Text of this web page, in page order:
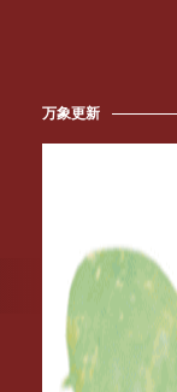
万象更新